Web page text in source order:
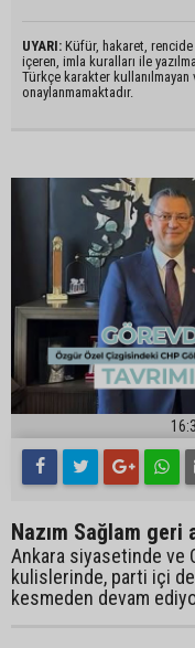
UYARI: Küfür, hakaret, rencide
içeren, imla kuralları ile
Türkçe karakter kullanılmayan
onaylanmamaktadır.
Nazım Sağlam geri
Ankara siyasetinde ve
kulislerinde, parti içi
kesmeden devam